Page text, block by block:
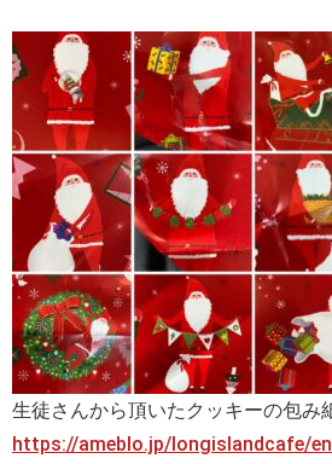
生徒さんから頂いたクッキーの包
https://ameblo.jp/longislandcafe/